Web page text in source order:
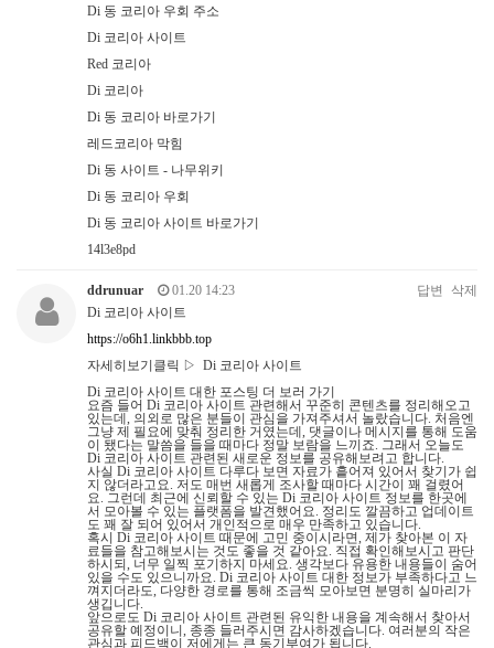
Di 동 코리아 우회 주소
Di 코리아 사이트
Red 코리아
Di 코리아
Di 동 코리아 바로가기
레드코리아 막힘
Di 동 사이트 - 나무위키
Di 동 코리아 우회
Di 동 코리아 사이트 바로가기
14l3e8pd
ddrunuar 01.20 14:23 답변
삭제
Di 코리아 사이트
https://o6h1.linkbbb.top
자세히보기클릭 ▷ Di 코리아 사이트
Di 코리아 사이트 대한 포스팅 더 보러 가기
요즘 들어 Di 코리아 사이트 관련해서 꾸준히 콘텐츠를 정리해오고
있는데, 의외로 많은 분들이 관심을 가져주셔서 놀랐습니다. 처음엔
그냥 제 필요에 맞춰 정리한 거였는데, 댓글이나 메시지를 통해 도움
이 됐다는 말씀을 들을 때마다 정말 보람을 느끼죠. 그래서 오늘도
Di 코리아 사이트 관련된 새로운 정보를 공유해보려고 합니다.
사실 Di 코리아 사이트 다루다 보면 자료가 흩어져 있어서 찾기가 쉽
지 않더라고요. 저도 매번 새롭게 조사할 때마다 시간이 꽤 걸렸어
요. 그런데 최근에 신뢰할 수 있는 Di 코리아 사이트 정보를 한곳에
서 모아볼 수 있는 플랫폼을 발견했어요. 정리도 깔끔하고 업데이트
도 꽤 잘 되어 있어서 개인적으로 매우 만족하고 있습니다.
혹시 Di 코리아 사이트 때문에 고민 중이시라면, 제가 찾아본 이 자
료들을 참고해보시는 것도 좋을 것 같아요. 직접 확인해보시고 판단
하시되, 너무 일찍 포기하지 마세요. 생각보다 유용한 내용들이 숨어
있을 수도 있으니까요. Di 코리아 사이트 대한 정보가 부족하다고 느
껴지더라도, 다양한 경로를 통해 조금씩 모아보면 분명히 실마리가
생깁니다.
앞으로도 Di 코리아 사이트 관련된 유익한 내용을 계속해서 찾아서
공유할 예정이니, 종종 들러주시면 감사하겠습니다. 여러분의 작은
관심과 피드백이 저에게는 큰 동기부여가 됩니다.